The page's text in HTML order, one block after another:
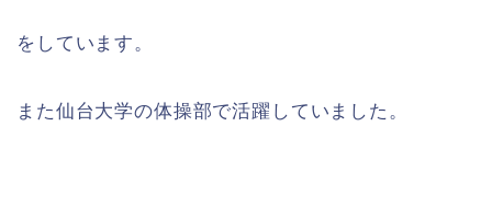
をしています。
また仙台大学の体操部で活躍していました。